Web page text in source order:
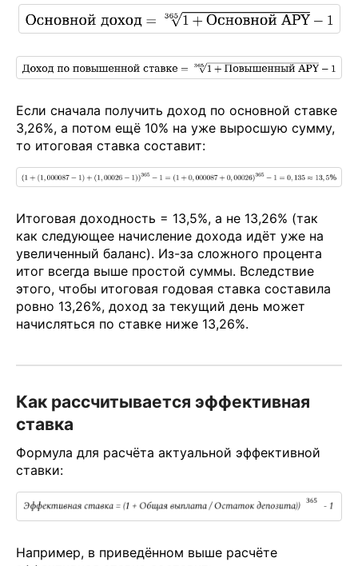
Если сначала получить доход по основной ставке
3,26%, а потом ещё 10% на уже выросшую сумму,
то итоговая ставка составит:
Итоговая доходность = 13,5%, а не 13,26% (так
как следующее начисление дохода идёт уже на
увеличенный баланс). Из-за сложного процента
итог всегда выше простой суммы. Вследствие
этого, чтобы итоговая годовая ставка составила
ровно 13,26%, доход за текущий день может
начисляться по ставке ниже 13,26%.
Как рассчитывается эффективная
ставка
Формула для расчёта актуальной эффективной
ставки:
Например, в приведённом выше расчёте